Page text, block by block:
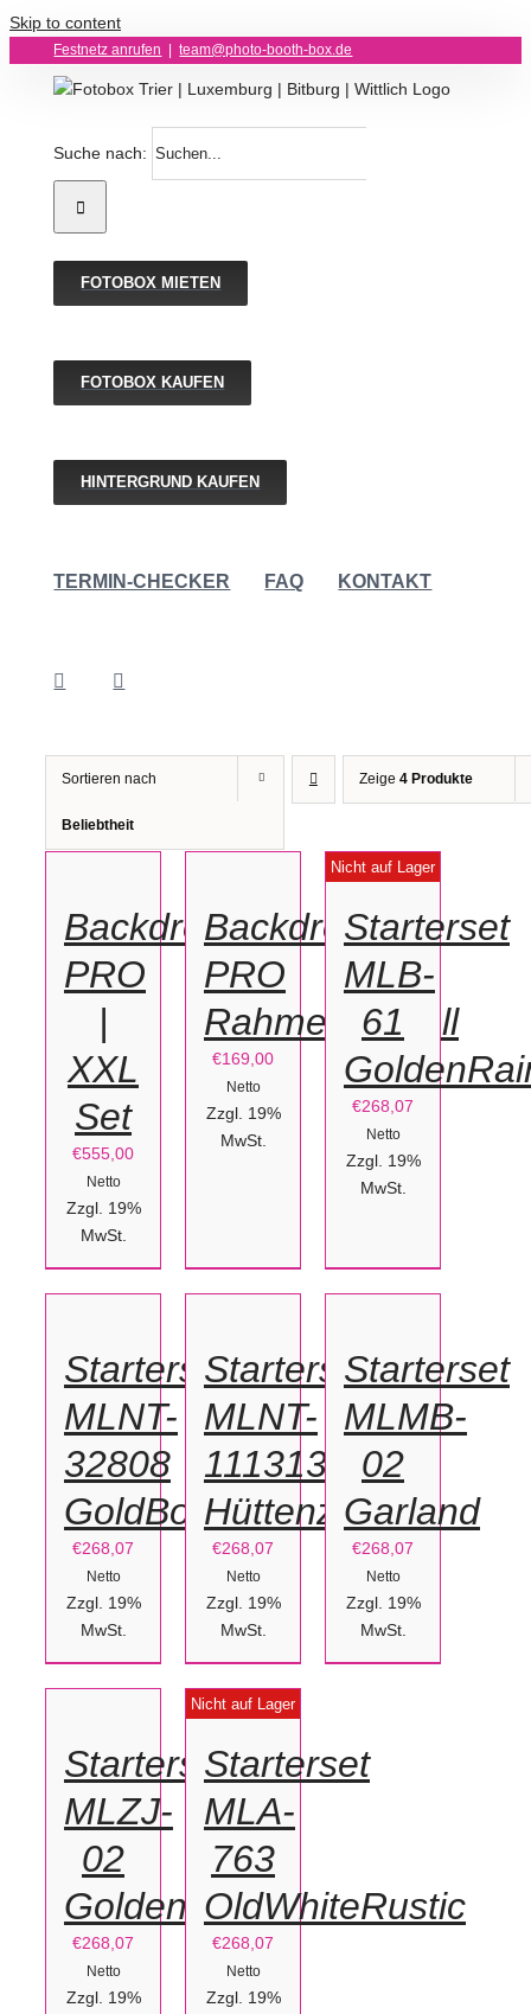
Skip to content
Festnetz anrufen team@photo-booth-box.de
Suche nach:
FOTOBOX MIETEN
FOTOBOX KAUFEN
HINTERGRUND KAUFEN
TERMIN-CHECKER FAQ KONTAKT
Sortieren nach
Beliebtheit
Zeige 4 Produkte
OPTIONEN
WÄHLEN
DETAILS
Backdrop
PRO
|
XXL
Set
€555,00
Netto
Zzgl. 19%
MwSt.
WARENKORB
DETAILS
Backdrop
PRO
Rahmengestell
€169,00
Netto
Zzgl. 19%
MwSt.
Nicht auf Lager
DETAILS
Starterset
MLB-
61
€268,07
Netto
Zzgl. 19%
MwSt.
DEN
DETAILS
Starterset
MLNT-
32808
GoldBokeh
€268,07
Netto
Zzgl. 19%
MwSt.
DEN
DETAILS
Starterset
MLNT-
111313
Hüttenzauber
€268,07
Netto
Zzgl. 19%
MwSt.
DEN
DETAILS
Starterset
MLMB-
02
Garland
€268,07
Netto
Zzgl. 19%
MwSt.
DEN
WARENKORB
DETAILS
Starterset
MLZJ-
02
GoldenParty
€268,07
Netto
Zzgl. 19%
Nicht auf Lager
DETAILS
Starterset
MLA-
763
OldWhiteRustic
€268,07
Netto
Zzgl. 19%